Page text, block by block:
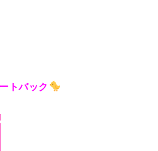
トバック